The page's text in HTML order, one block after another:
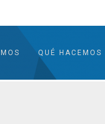
QUÉ HACEMOS